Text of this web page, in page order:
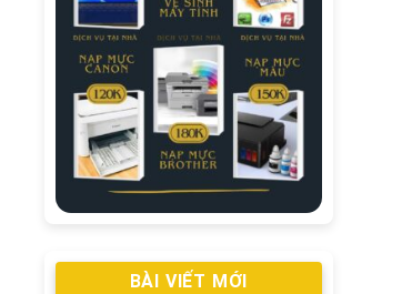
BÀI VIẾT MỚI